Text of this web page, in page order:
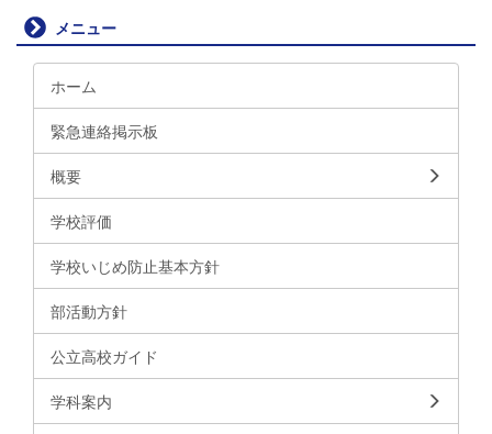
メニュー
ホーム
緊急連絡掲示板
概要
学校評価
学校いじめ防止基本方針
部活動方針
公立高校ガイド
学科案内